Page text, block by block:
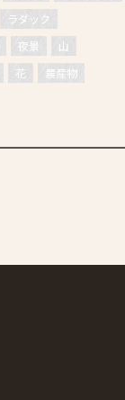
ラダック
夜景
山
花
農産物